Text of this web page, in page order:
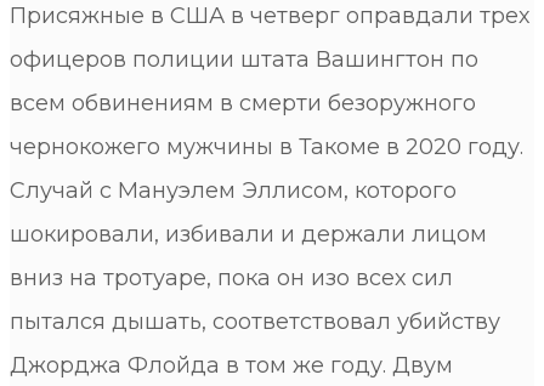
Присяжные в США в четверг оправдали трех
офицеров полиции штата Вашингтон по
всем обвинениям в смерти безоружного
чернокожего мужчины в Такоме в 2020 году.
Случай с Мануэлем Эллисом, которого
шокировали, избивали и держали лицом
вниз на тротуаре, пока он изо всех сил
пытался дышать, соответствовал убийству
Джорджа Флойда в том же году. Двум